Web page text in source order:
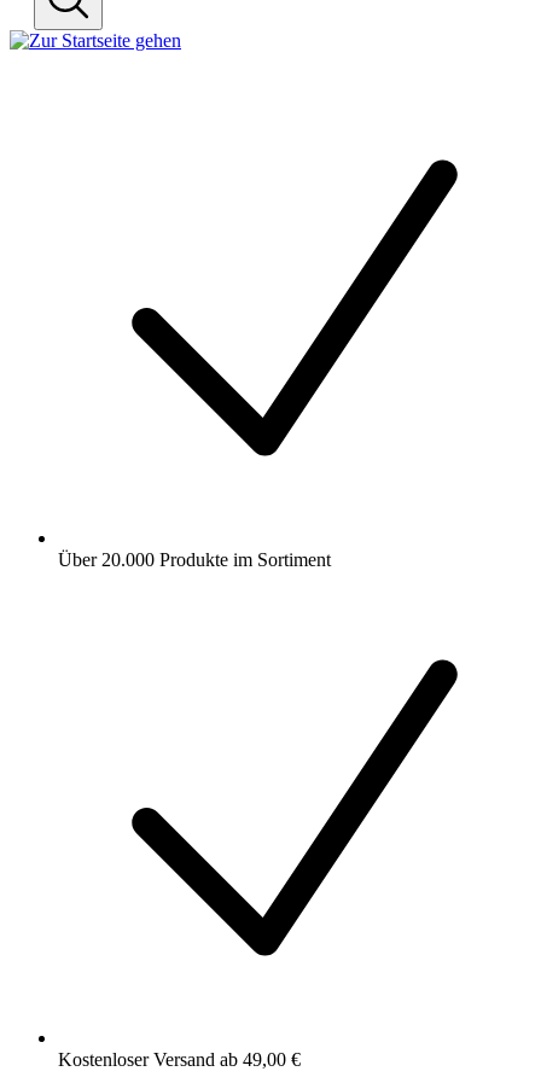
Über 20.000 Produkte im Sortiment
Kostenloser Versand ab 49,00 €